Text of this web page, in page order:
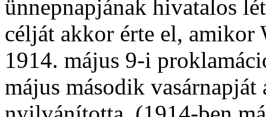
ünnepnapjának hivatalos
célját akkor érte el,
1914. május 9-i
május második